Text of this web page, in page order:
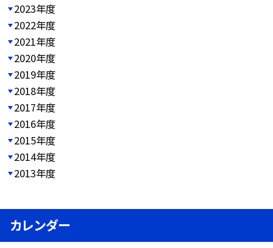
2023年度
2022年度
2021年度
2020年度
2019年度
2018年度
2017年度
2016年度
2015年度
2014年度
2013年度
カレンダー